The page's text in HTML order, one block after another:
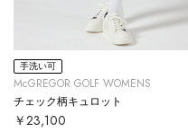
手洗い可
McGREGOR GOLF WOMENS
チェック柄キュロット
￥23,100